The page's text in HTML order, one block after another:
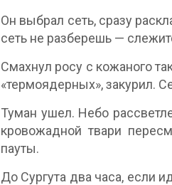
Он выбрал сеть, сразу
сеть не разберешь —
Смахнул росу с кожаного
«термоядерных», закурил.
Туман ушел. Небо
кровожадной твари
пауты.
До Сургута два часа, если